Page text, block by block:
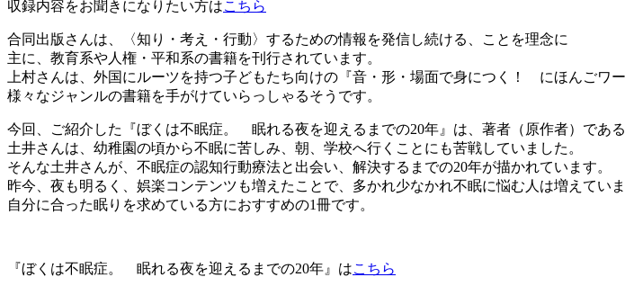
収録内容をお聞きになりたい方はこちら
合同出版さんは、〈知り・考え・行動〉するための情報を発信し続ける、ことを理念に
主に、教育系や人権・平和系の書籍を刊行されています。
上村さんは、外国にルーツを持つ子どもたち向けの『音・形・場面で身につく！ にほんごワ
様々なジャンルの書籍を手がけていらっしゃるそうです。
今回、ご紹介した『ぼくは不眠症。 眠れる夜を迎えるまでの20年』は、著者（原作者）であ
土井さんは、幼稚園の頃から不眠に苦しみ、朝、学校へ行くことにも苦戦していました。
そんな土井さんが、不眠症の認知行動療法と出会い、解決するまでの20年が描かれています。
昨今、夜も明るく、娯楽コンテンツも増えたことで、多かれ少なかれ不眠に悩む人は増えていま
自分に合った眠りを求めている方におすすめの1冊です。
『ぼくは不眠症。 眠れる夜を迎えるまでの20年』はこちら